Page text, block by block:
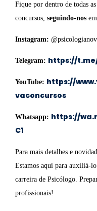
Fique por dentro de todas
concursos, seguindo-nos
Instagram:
Telegram: https://
YouTube: https://
vaconcursos
Whatsapp: https://
C1
Para mais detalhes e
Estamos aqui para auxiliá-
carreira de Psicólogo.
profissionais!